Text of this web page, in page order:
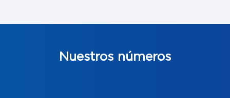
Nuestros números